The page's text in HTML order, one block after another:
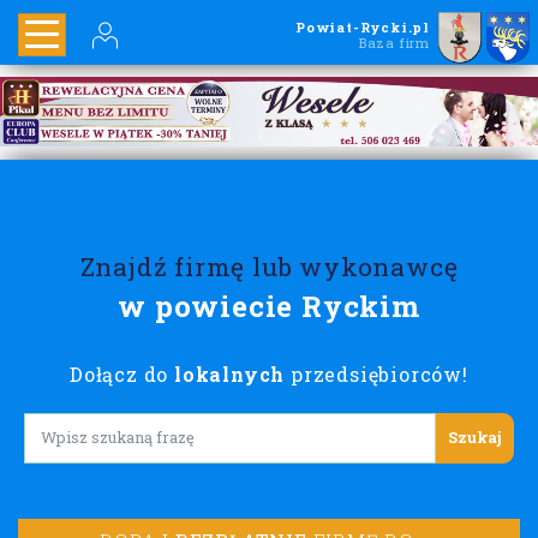
Powiat-Rycki.pl
Baza firm
Znajdź firmę lub wykonawcę
w powiecie Ryckim
Dołącz do lokalnych przedsiębiorców!
Lorem ipsum